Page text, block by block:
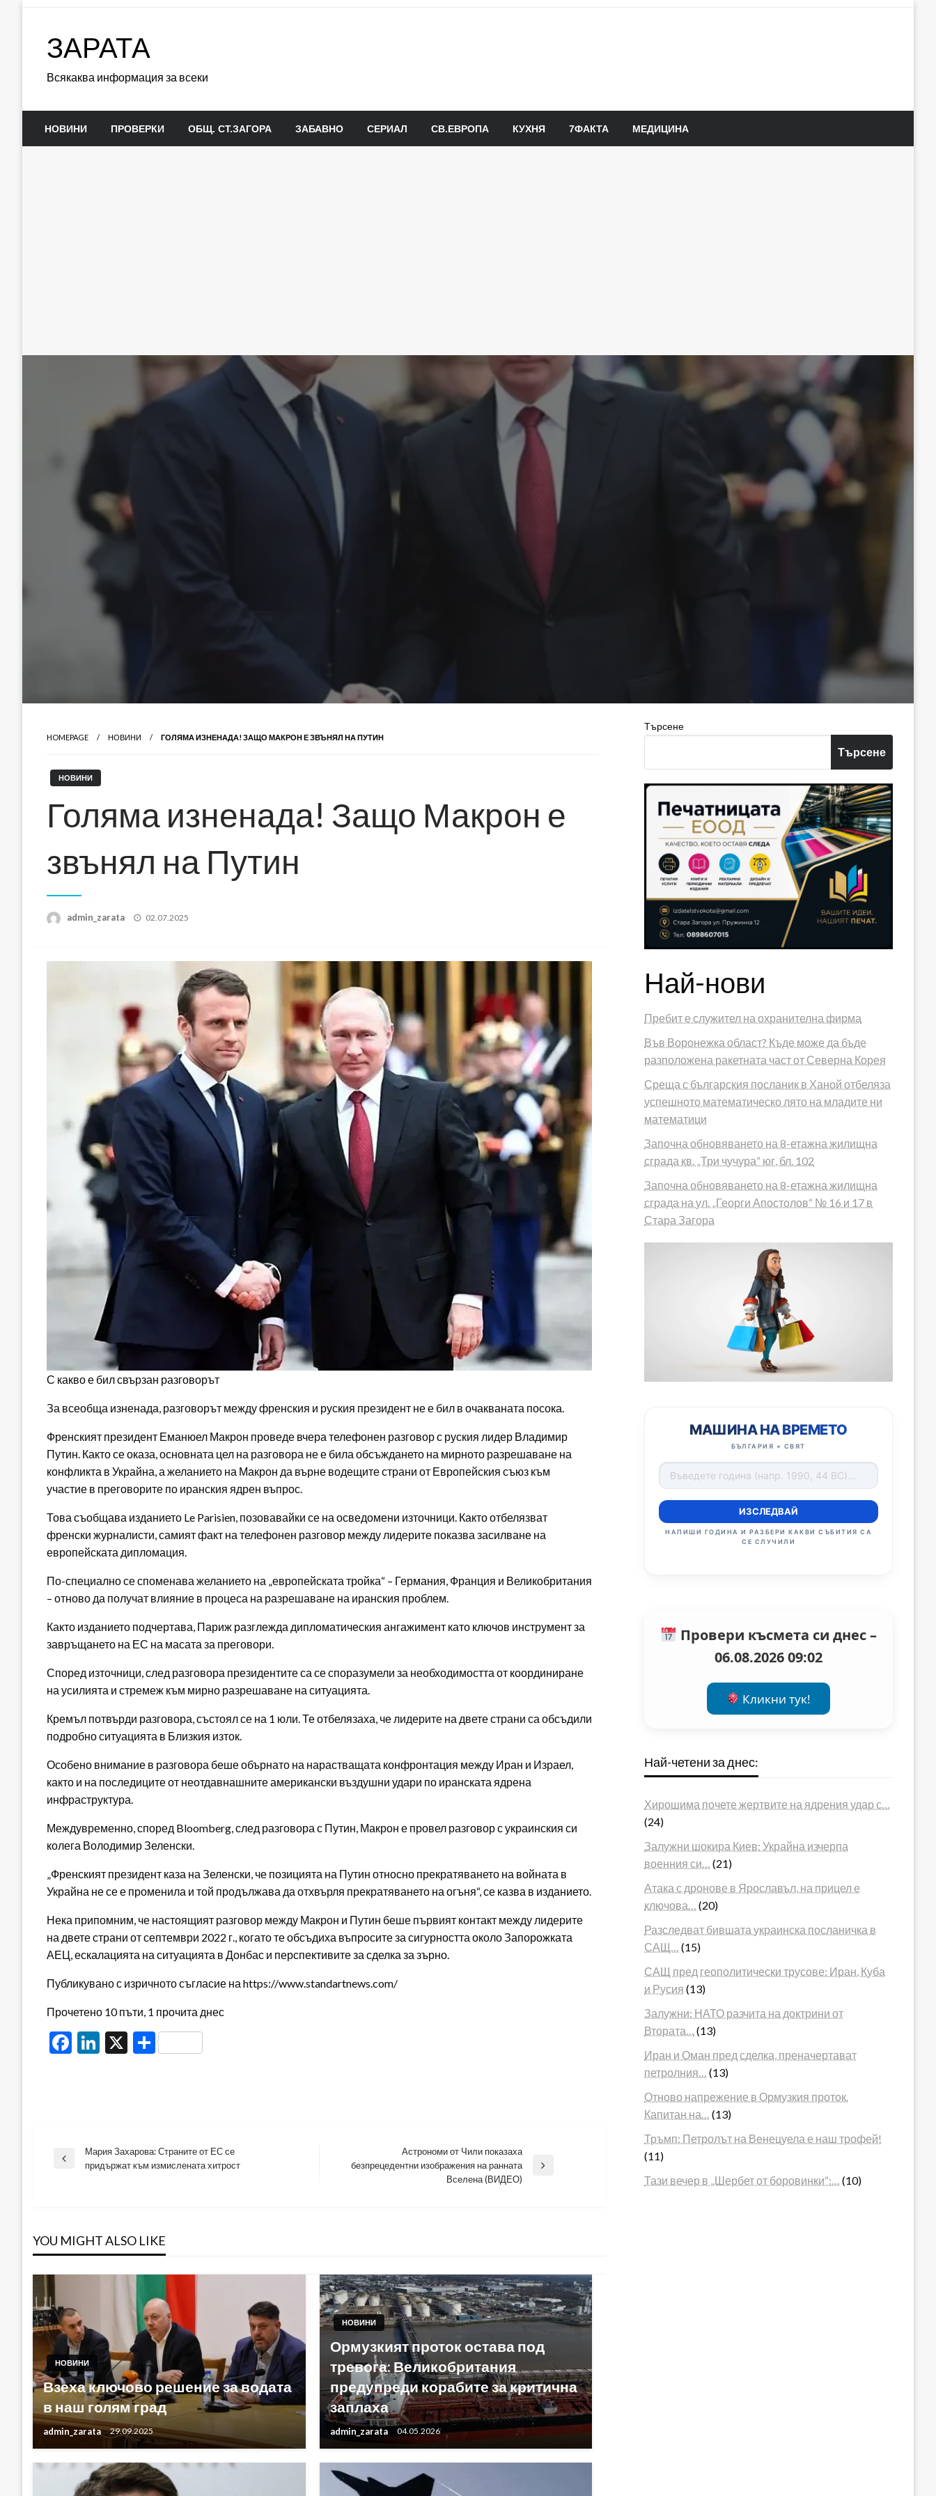
ЗАРАТА
Всякаква информация за всеки
НОВИНИ ПРОВЕРКИ ОБЩ. СТ.ЗАГОРА ЗАБАВНО СЕРИАЛ СВ.ЕВРОПА КУХНЯ 7ФАКТА МЕДИЦИНА
HOMEPAGE НОВИНИ ГОЛЯМА ИЗНЕНАДА! ЗАЩО МАКРОН Е ЗВЪНЯЛ НА ПУТИН
НОВИНИ
Голяма изненада! Защо Макрон е
звънял на Путин
admin_zarata
Posted
02.07.2025
С какво е бил свързан разговорът
За всеобща изненада, разговорът между френския и руския президент не е бил в очакваната посока.
Френският президент Еманюел Макрон проведе вчера телефонен разговор с руския лидер Владимир
Путин. Както се оказа, основната цел на разговора не е била обсъждането на мирното разрешаване на
конфликта в Украйна, а желанието на Макрон да върне водещите страни от Европейския съюз към
участие в преговорите по иранския ядрен въпрос.
Това съобщава изданието Le Parisien, позовавайки се на осведомени източници. Както отбелязват
френски журналисти, самият факт на телефонен разговор между лидерите показва засилване на
европейската дипломация.
По-специално се споменава желанието на „европейската тройка“ – Германия, Франция и Великобритания
– отново да получат влияние в процеса на разрешаване на иранския проблем.
Както изданието подчертава, Париж разглежда дипломатическия ангажимент като ключов инструмент за
завръщането на ЕС на масата за преговори.
Според източници, след разговора президентите са се споразумели за необходимостта от координиране
на усилията и стремеж към мирно разрешаване на ситуацията.
Кремъл потвърди разговора, състоял се на 1 юли. Те отбелязаха, че лидерите на двете страни са обсъдили
подробно ситуацията в Близкия изток.
Особено внимание в разговора беше обърнато на нарастващата конфронтация между Иран и Израел,
както и на последиците от неотдавнашните американски въздушни удари по иранската ядрена
инфраструктура.
Междувременно, според Bloomberg, след разговора с Путин, Макрон е провел разговор с украинския си
колега Володимир Зеленски.
„Френският президент каза на Зеленски, че позицията на Путин относно прекратяването на войната в
Украйна не се е променила и той продължава да отхвърля прекратяването на огъня“, се казва в изданието.
Нека припомним, че настоящият разговор между Макрон и Путин беше първият контакт между лидерите
на двете страни от септември 2022 г., когато те обсъдиха въпросите за сигурността около Запорожката
АЕЦ, ескалацията на ситуацията в Донбас и перспективите за сделка за зърно.
Публикувано с изричното съгласие на https://www.standartnews.com/
Прочетено 10 пъти, 1 прочита днес
Facebook
LinkedIn
X Share
Навигация
Previous
Мария Захарова: Страните от ЕС се
придържат към измислената хитрост
Next
Астрономи от Чили показаха
безпрецедентни изображения на ранната
Вселена (ВИДЕО)
YOU MIGHT ALSO LIKE
НОВИНИ
Взеха ключово решение за водата
в наш голям град
admin_zarata 29.09.2025
НОВИНИ
Ормузкият проток остава под
тревога: Великобритания
предупреди корабите за критична
заплаха
admin_zarata 04.05.2026
Търсене
Търсене
Най-нови
Пребит е служител на охранителна фирма
Във Воронежка област? Къде може да бъде
разположена ракетната част от Северна Корея
Среща с българския посланик в Ханой отбеляза
успешното математическо лято на младите ни
математици
Започна обновяването на 8-етажна жилищна
сграда кв. „Три чучура“ юг, бл. 102
Започна обновяването на 8-етажна жилищна
сграда на ул. „Георги Апостолов“ № 16 и 17 в
Стара Загора
МАШИНА НА ВРЕМЕТО
БЪЛГАРИЯ + СВЯТ
ИЗСЛЕДВАЙ
НАПИШИ ГОДИНА И РАЗБЕРИ КАКВИ СЪБИТИЯ СА
СЕ СЛУЧИЛИ
Провери късмета си днес –
06.08.2026 09:02
Кликни тук!
Най-четени за днес:
Хирошима почете жертвите на ядрения удар с…
(24)
Залужни шокира Киев: Украйна изчерпа
военния си…
(21)
Атака с дронове в Ярославъл, на прицел е
ключова…
(20)
Разследват бившата украинска посланичка в
САЩ…
(15)
САЩ пред геополитически трусове: Иран, Куба
и Русия (13)
Залужни: НАТО разчита на доктрини от
Втората…
(13)
Иран и Оман пред сделка, преначертават
петролния…
(13)
Отново напрежение в Ормузкия проток.
Капитан на…
(13)
Тръмп: Петролът на Венецуела е наш трофей!
(11)
Тази вечер в „Шербет от боровинки“:…
(10)